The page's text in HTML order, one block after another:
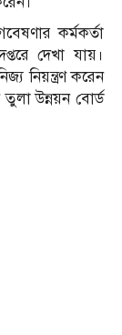
কর্মকর্তা
দেখা যায়।
নিয়ন্ত্রণ করেন
উন্নয়ন বোর্ড